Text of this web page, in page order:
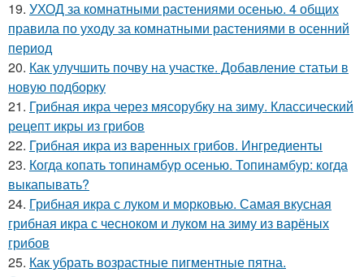
19. УХОД за комнатными растениями осенью. 4 общих
правила по уходу за комнатными растениями в осенний
период
20. Как улучшить почву на участке. Добавление статьи в
новую подборку
21. Грибная икра через мясорубку на зиму. Классический
рецепт икры из грибов
22. Грибная икра из варенных грибов. Ингредиенты
23. Когда копать топинамбур осенью. Топинамбур: когда
выкапывать?
24. Грибная икра с луком и морковью. Самая вкусная
грибная икра с чесноком и луком на зиму из варёных
грибов
25. Как убрать возрастные пигментные пятна.